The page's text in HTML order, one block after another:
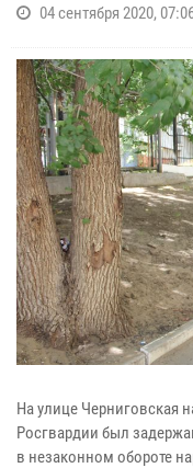
04 сентября 2020,
На улице Черниговская
Росгвардии был
в незаконном обороте